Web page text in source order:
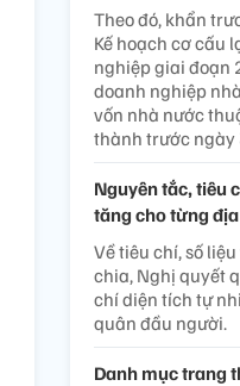
Theo đó, khẩn
Kế hoạch cơ cấu
nghiệp giai đoạn
doanh nghiệp
vốn nhà nước
thành trước
Nguyên tắc, tiêu
tăng cho từng
Về tiêu chí, số
chia, Nghị quyết
chí diện tích tự
quân đầu người.
Danh mục trang